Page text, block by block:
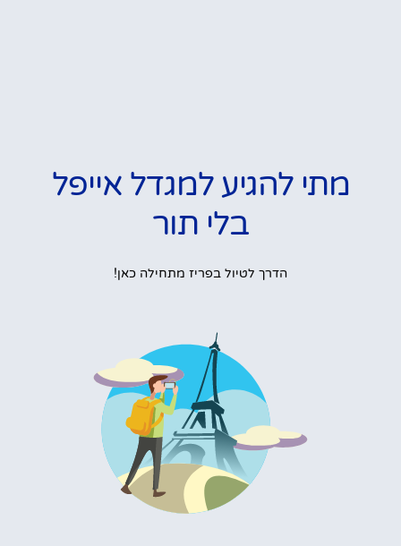
מתי להגיע למגדל אייפל
בלי תור
הדרך לטיול בפריז מתחילה כאן!